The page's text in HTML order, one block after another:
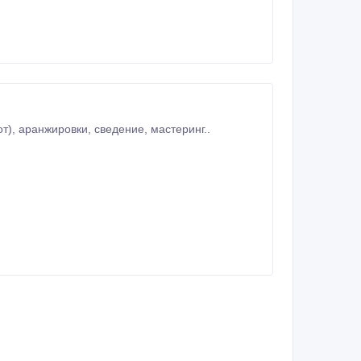
запись голоса, коррекция вокала (выравнивание нот, исправление фальшивых нот), аранжировки, сведение, мастеринг..